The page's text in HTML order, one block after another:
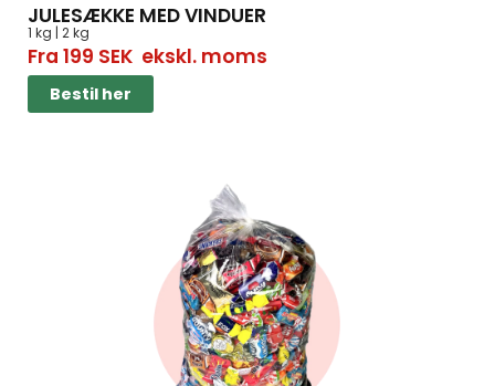
JULESÆKKE MED VINDUER
1 kg | 2 kg
Fra 199 SEKekskl. moms
Bestil her